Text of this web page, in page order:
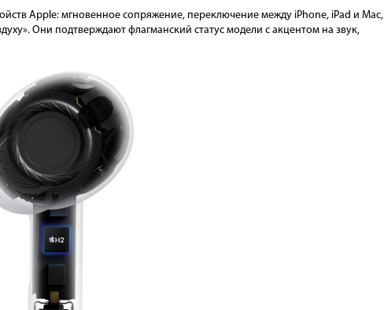
Apple: мгновенное сопряжение, переключение между iPhone, iPad и Mac,
Они подтверждают флагманский статус модели с акцентом на звук,